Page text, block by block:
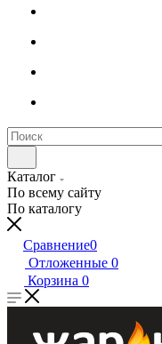
Каталог
По всему сайту
По каталогу
Сравнение0
Отложенные 0
Корзина 0